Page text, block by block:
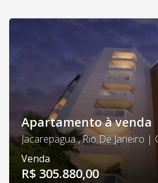
Apartamento à venda
Jacarepagua , Rio De Janeiro |
Venda
R$ 305.880,00